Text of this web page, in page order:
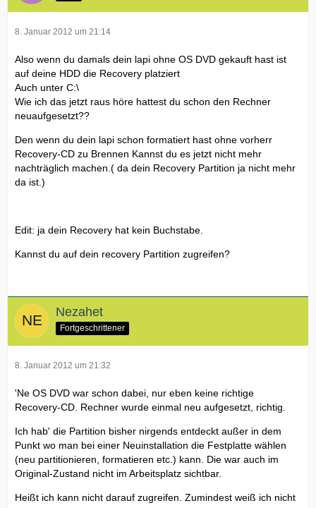
8. Januar 2012 um 21:14
Also wenn du damals dein lapi ohne OS DVD gekauft hast ist
auf deine HDD die Recovery platziert
Auch unter C:\
Wie ich das jetzt raus höre hattest du schon den Rechner
neuaufgesetzt??
Den wenn du dein lapi schon formatiert hast ohne vorherr
Recovery-CD zu Brennen Kannst du es jetzt nicht mehr
nachträglich machen.( da dein Recovery Partition ja nicht mehr
da ist.)
Edit: ja dein Recovery hat kein Buchstabe.
Kannst du auf dein recovery Partition zugreifen?
Nezahet
Fortgeschrittener
8. Januar 2012 um 21:32
'Ne OS DVD war schon dabei, nur eben keine richtige
Recovery-CD. Rechner wurde einmal neu aufgesetzt, richtig.
Ich hab' die Partition bisher nirgends entdeckt außer in dem
Punkt wo man bei einer Neuinstallation die Festplatte wählen
(neu partitionieren, formatieren etc.) kann. Die war auch im
Original-Zustand nicht im Arbeitsplatz sichtbar.
Heißt ich kann nicht darauf zugreifen. Zumindest weiß ich nicht